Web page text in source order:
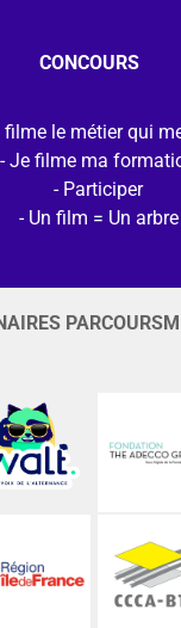
CONCOURS
filme le métier qui
Je filme ma
Participer
Un film = Un arbre